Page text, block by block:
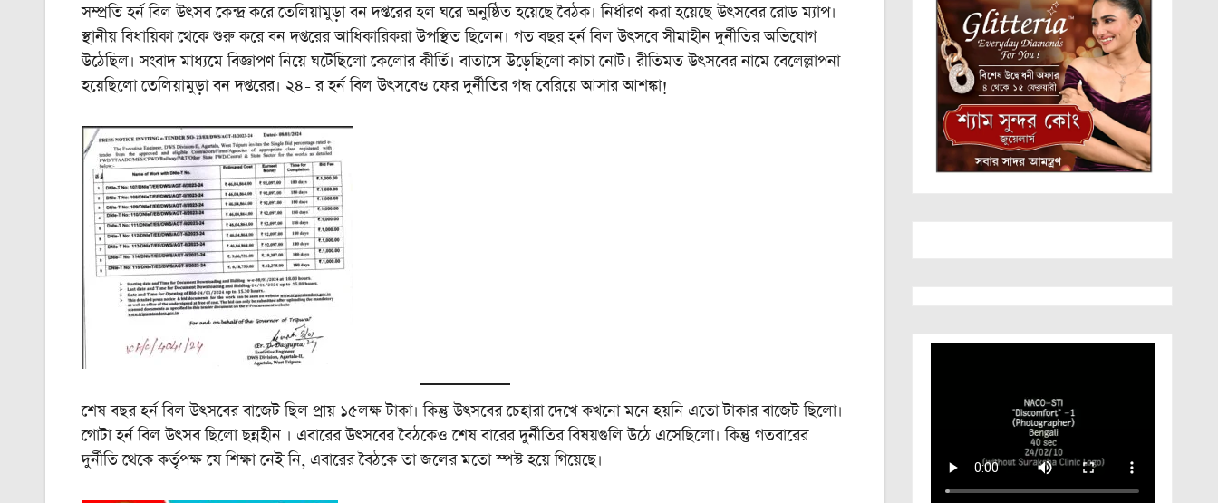
সম্প্রতি হর্ন বিল উৎসব কেন্দ্র করে তেলিয়ামুড়া বন দপ্তরের হল ঘরে অনুষ্ঠিত হয়েছে বৈঠক। নির্ধারণ করা হয়েছে উৎসবের রোড ম্যাপ।
স্থানীয় বিধায়িকা থেকে শুরু করে বন দপ্তরের আধিকারিকরা উপস্থিত ছিলেন। গত বছর হর্ন বিল উৎসবে সীমাহীন দুর্নীতির অভিযোগ
উঠেছিল। সংবাদ মাধ্যমে বিজ্ঞাপণ নিয়ে ঘটেছিলো কেলোর কীর্তি। বাতাসে উড়েছিলো কাচা নোট। রীতিমত উৎসবের নামে বেলেল্লাপনা
হয়েছিলো তেলিয়ামুড়া বন দপ্তরের। ২৪- র হর্ন বিল উৎসবেও ফের দুর্নীতির গন্ধ বেরিয়ে আসার আশঙ্কা!
শেষ বছর হর্ন বিল উৎসবের বাজেট ছিল প্রায় ১৫লক্ষ টাকা। কিন্তু উৎসবের চেহারা দেখে কখনো মনে হয়নি এতো টাকার বাজেট ছিলো।
গোটা হর্ন বিল উৎসব ছিলো ছন্নহীন । এবারের উৎসবের বৈঠকেও শেষ বারের দুর্নীতির বিষয়গুলি উঠে এসেছিলো। কিন্তু গতবারের
দুর্নীতি থেকে কর্তৃপক্ষ যে শিক্ষা নেই নি, এবারের বৈঠকে তা জলের মতো স্পস্ট হয়ে গিয়েছে।